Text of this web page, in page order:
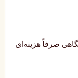
صرفاً هزینه‌ای